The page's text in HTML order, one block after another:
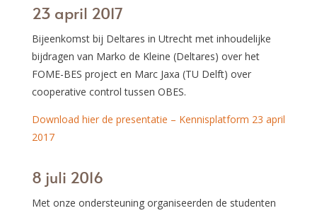
23 april 2017
Bijeenkomst bij Deltares in Utrecht met inhoudelijke
bijdragen van Marko de Kleine (Deltares) over het
FOME-BES project en Marc Jaxa (TU Delft) over
cooperative control tussen OBES.
Download hier de presentatie – Kennisplatform 23 april
2017
8 juli 2016
Met onze ondersteuning organiseerden de studenten